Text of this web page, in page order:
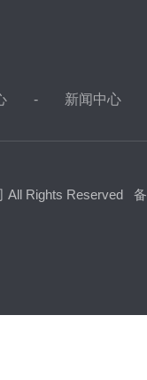
新闻中心
All Rights Reserved